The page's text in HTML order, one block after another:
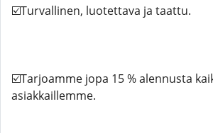
☑️Turvallinen, luotettava ja taattu.
☑️Tarjoamme jopa 15 % alennusta
asiakkaillemme.